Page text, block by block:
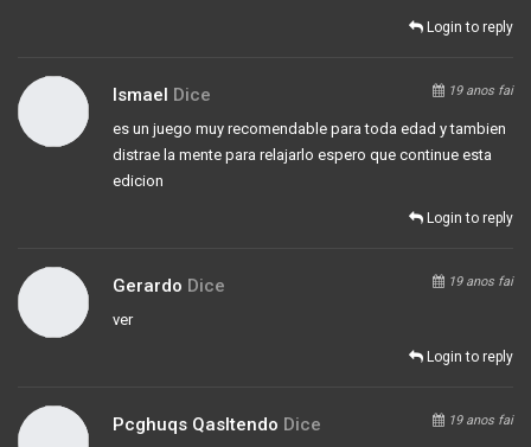
Login to reply
Ismael Dice 19 anos fai
es un juego muy recomendable para toda edad y tambien
distrae la mente para relajarlo espero que continue esta
edicion
Login to reply
Gerardo Dice 19 anos fai
ver
Login to reply
Pcghuqs Qasltendo Dice 19 anos fai